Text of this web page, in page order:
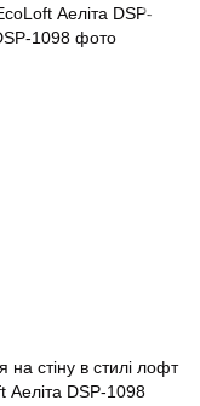
на стіну в стилі лофт
Аеліта DSP-1098